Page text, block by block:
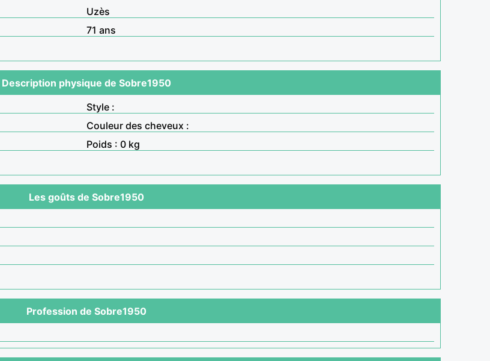
Uzès
71 ans
Description physique de Sobre1950
Style :
Couleur des cheveux :
Poids : 0 kg
Les goûts de Sobre1950
Profession de Sobre1950